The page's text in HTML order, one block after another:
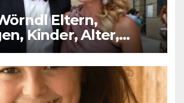
Eltern,
Kinder, Alter,